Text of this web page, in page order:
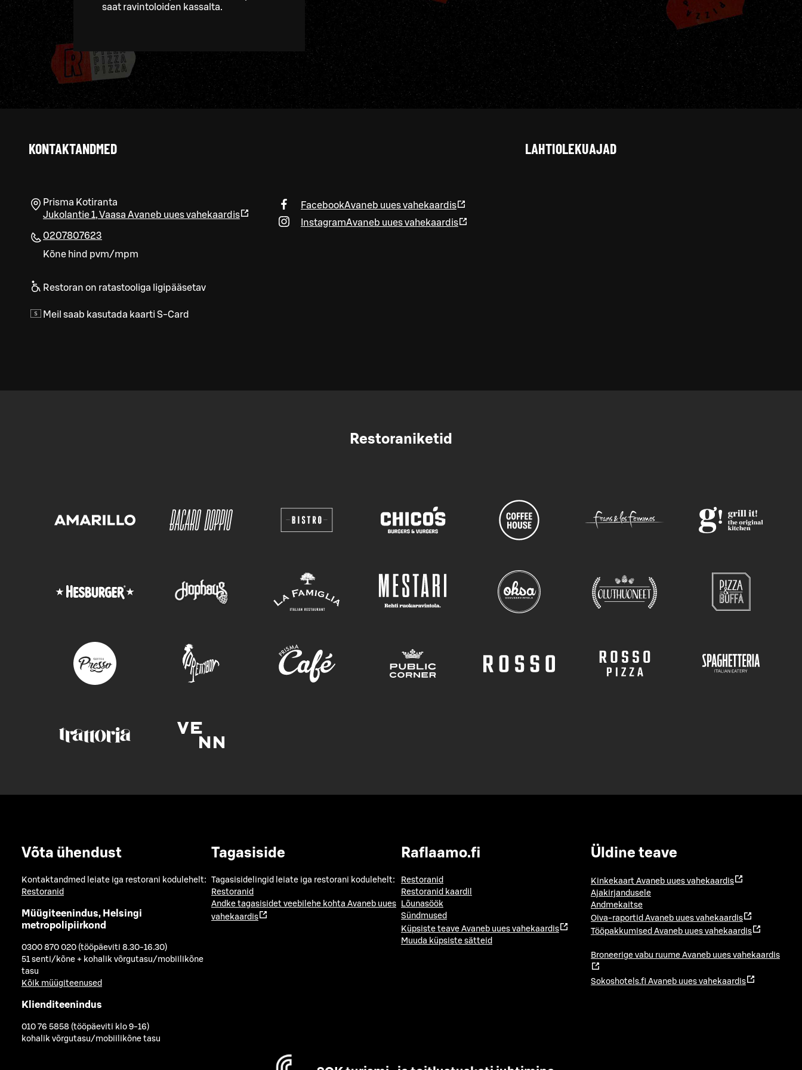
saat ravintoloiden kassalta.
KONTAKTANDMED
Prisma Kotiranta
Jukolantie 1,Vaasa Avaneb uues vahekaardis
0207807623
Kõne hind pvm/mpm
Restoran on ratastooliga ligipääsetav
Meil saab kasutada kaarti S-Card
FacebookAvaneb uues vahekaardis
InstagramAvaneb uues vahekaardis
LAHTIOLEKUAJAD
Restoraniketid
Võta ühendust
Kontaktandmed leiate iga restorani kodulehelt:
Restoranid
Müügiteenindus, Helsingi
metropolipiirkond
0300 870 020 (tööpäeviti 8.30-16.30)
51 senti/kõne + kohalik võrgutasu/mobiilikõne
tasu
Kõik müügiteenused
Klienditeenindus
010 76 5858 (tööpäeviti klo 9-16)
kohalik võrgutasu/mobiilikõne tasu
Tagasiside
Tagasisidelingid leiate iga restorani kodulehelt:
Restoranid
Andke tagasisidet veebilehe kohta Avaneb uues
vahekaardis
Raflaamo.fi
Restoranid
Restoranid kaardil
Lõunasöök
Sündmused
Küpsiste teave Avaneb uues vahekaardis
Muuda küpsiste sätteid
Üldine teave
Kinkekaart Avaneb uues vahekaardis
Ajakirjandusele
Andmekaitse
Oiva-raportid Avaneb uues vahekaardis
Tööpakkumised Avaneb uues vahekaardis
Broneerige vabu ruume Avaneb uues vahekaardis
Sokoshotels.fi Avaneb uues vahekaardis